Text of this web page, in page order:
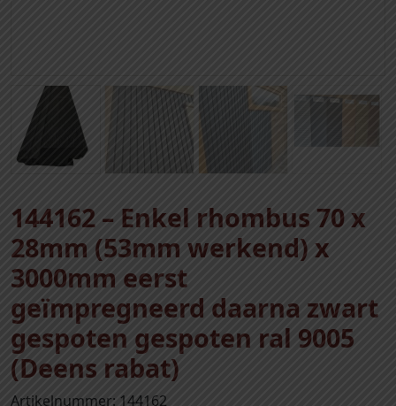
144162 – Enkel rhombus 70 x
28mm (53mm werkend) x
3000mm eerst
geïmpregneerd daarna zwart
gespoten gespoten ral 9005
(Deens rabat)
Artikelnummer: 144162